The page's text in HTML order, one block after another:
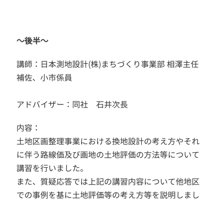
～後半～
講師：日本測地設計(株)まちづくり事業部 相澤主任
補佐、小市係員
アドバイザー：同社 石井次長
内容：
土地区画整理事業における換地設計の考え方やそれ
に伴う路線価及び画地の土地評価の方法等について
講習を行いました。
また、質疑応答では上記の講習内容について他地区
での事例を基に土地評価等の考え方等を説明しまし